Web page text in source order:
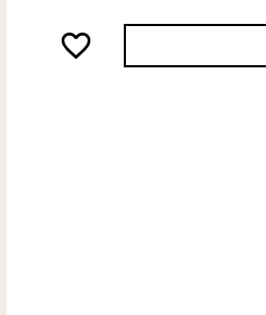
favorite_border